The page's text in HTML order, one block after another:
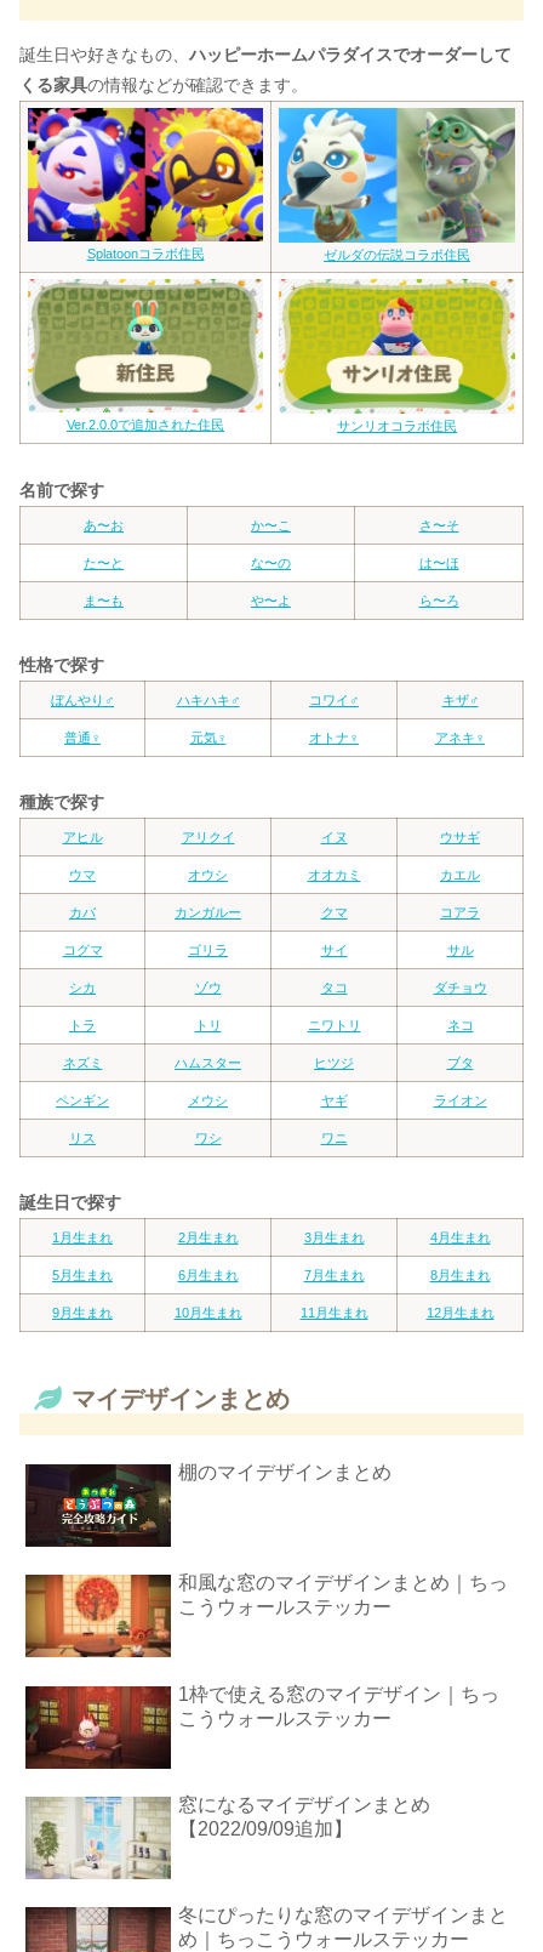
誕生日や好きなもの、 ハッピーホームパラダイスでオーダーして
くる家具の情報などが確認できます。
Splatoonコラボ住民 ゼルダの伝説コラボ住民
Ver.2.0.0で追加された住民 サンリオコラボ住民
名前で探す
あ〜お か〜こ さ〜そ
た〜と な〜の は〜ほ
ま〜も や〜よ ら〜ろ
性格で探す
ぼんやり♂ ハキハキ♂ コワイ♂ キザ♂
普通♀ 元気♀ オトナ♀ アネキ♀
種族で探す
アヒル アリクイ イヌ ウサギ
ウマ オウシ オオカミ カエル
カバ カンガルー クマ コアラ
コグマ ゴリラ サイ サル
シカ ゾウ タコ ダチョウ
トラ トリ ニワトリ ネコ
ネズミ ハムスター ヒツジ ブタ
ペンギン メウシ ヤギ ライオン
リス ワシ ワニ
誕生日で探す
1月生まれ 2月生まれ 3月生まれ 4月生まれ
5月生まれ 6月生まれ 7月生まれ 8月生まれ
9月生まれ 10月生まれ 11月生まれ 12月生まれ
マイデザインまとめ
棚のマイデザインまとめ
和風な窓のマイデザインまとめ｜ちっ
こうウォールステッカー
1枠で使える窓のマイデザイン｜ちっ
こうウォールステッカー
窓になるマイデザインまとめ
【2022/09/09追加】
冬にぴったりな窓のマイデザインまと
め｜ちっこうウォールステッカー